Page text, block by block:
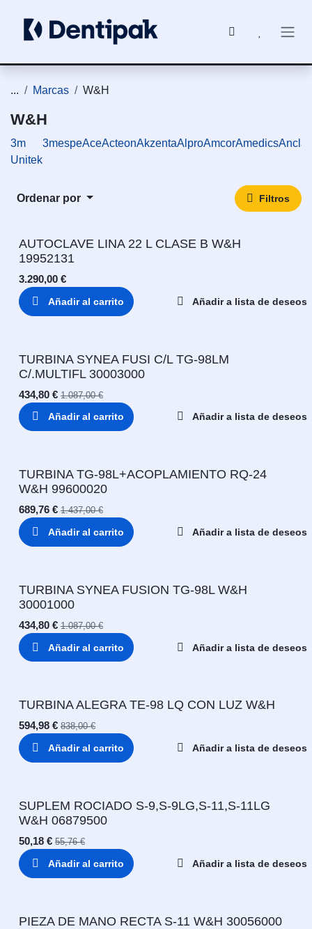
... Marcas W&H
W&H
3m
Unitek
3mespeAceActeonAkzentaAlproAmcorAmedics
Ordenar por Filtros
AUTOCLAVE LINA 22 L CLASE B W&H
19952131
3.290,00 €
Añadir al carrito Añadir a lista de deseos
TURBINA SYNEA FUSI C/L TG-98LM
C/.MULTIFL 30003000
434,80 € 1.087,00€
Añadir al carrito Añadir a lista de deseos
TURBINA TG-98L+ACOPLAMIENTO RQ-24
W&H 99600020
689,76 € 1.437,00€
Añadir al carrito Añadir a lista de deseos
TURBINA SYNEA FUSION TG-98L W&H
30001000
434,80 € 1.087,00€
Añadir al carrito Añadir a lista de deseos
TURBINA ALEGRA TE-98 LQ CON LUZ W&H
594,98 € 838,00€
Añadir al carrito Añadir a lista de deseos
SUPLEM ROCIADO S-9,S-9LG,S-11,S-11LG
W&H 06879500
50,18 € 55,76€
Añadir al carrito Añadir a lista de deseos
PIEZA DE MANO RECTA S-11 W&H 30056000